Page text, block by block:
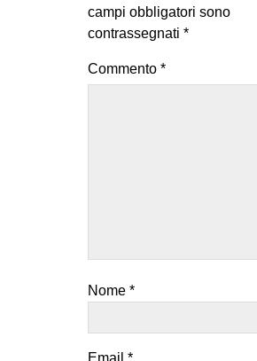
campi obbligatori sono
contrassegnati *
Commento *
Nome *